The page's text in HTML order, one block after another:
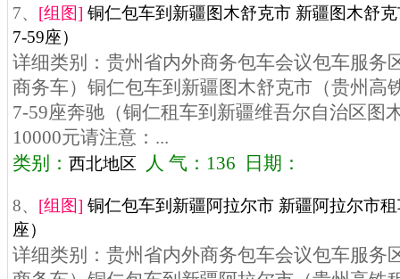
7、 [组图] 铜仁包车到新疆图木舒克市 新疆图木舒
7-59座）
详细类别：贵州省内外商务包车会议包车服务
商务车）铜仁包车到新疆图木舒克市（贵州高
7-59座奔驰（铜仁租车到新疆维吾尔自治区图
10000元请注意：...
类别： 西北地区 人 气：136 日期：
8、 [组图] 铜仁包车到新疆阿拉尔市 新疆阿拉尔市
座）
详细类别：贵州省内外商务包车会议包车服务